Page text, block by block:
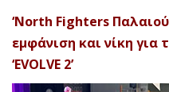
‘North Fighters
εμφάνιση και νίκη
‘EVOLVE 2’